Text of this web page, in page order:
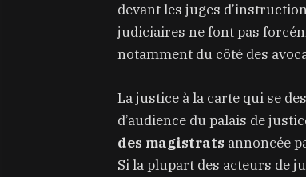
devant les juges
judiciaires ne font pas
notamment du côté des
La justice à la carte qui se
d’audience du palais de
des magistrats annoncée
Si la plupart des acteurs de